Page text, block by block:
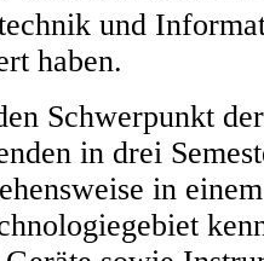
und
haben.
Schwerpunkt
in drei
in